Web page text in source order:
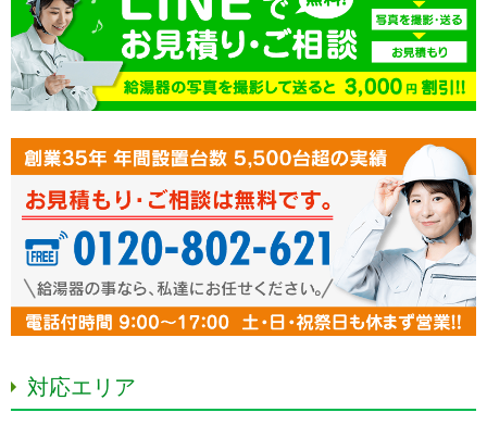
対応エリア